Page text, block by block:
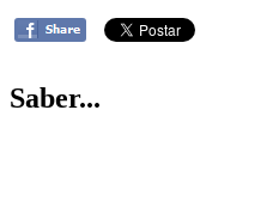
Saber...